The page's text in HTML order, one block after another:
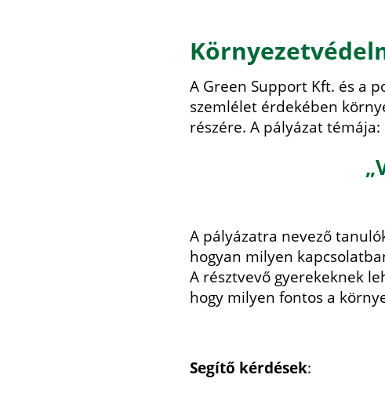
A Green Support Kft. és a
szemlélet érdekében
részére. A pályázat témája:
„
A pályázatra nevező
hogyan milyen
A résztvevő gyerekeknek
hogy milyen fontos a
Segítő kérdések: